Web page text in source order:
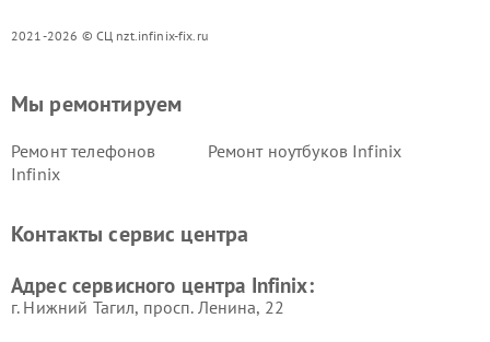
2021-2026 © СЦ nzt.infinix-fix.ru
Мы ремонтируем
Ремонт телефонов
Infinix
Ремонт ноутбуков Infinix
Контакты сервис центра
Адрес сервисного центра Infinix:
г. Нижний Тагил, просп. Ленина, 22